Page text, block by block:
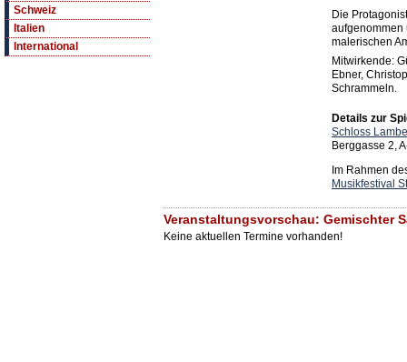
Schweiz
Italien
International
Die
aufgenommen
malerischen
Mitwirkende:
Ebner,
Schrammeln.
Details zur
Schloss
Berggasse 2,
Im Rahmen
Musikfestival
Veranstaltungsvorschau: Gemischter
Keine aktuellen Termine vorhanden!